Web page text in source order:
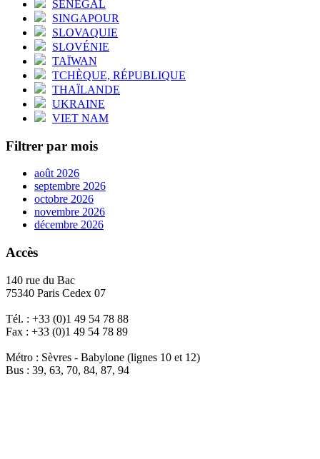
SÉNÉGAL
SINGAPOUR
SLOVAQUIE
SLOVÉNIE
TAÏWAN
TCHÈQUE, RÉPUBLIQUE
THAÏLANDE
UKRAINE
VIET NAM
Filtrer par mois
août 2026
septembre 2026
octobre 2026
novembre 2026
décembre 2026
Accès
140 rue du Bac
75340 Paris Cedex 07
Tél. : +33 (0)1 49 54 78 88
Fax : +33 (0)1 49 54 78 89
Métro : Sèvres - Babylone (lignes 10 et 12)
Bus : 39, 63, 70, 84, 87, 94